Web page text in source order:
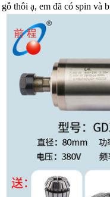
gỗ thôi ạ, em đã có spin và